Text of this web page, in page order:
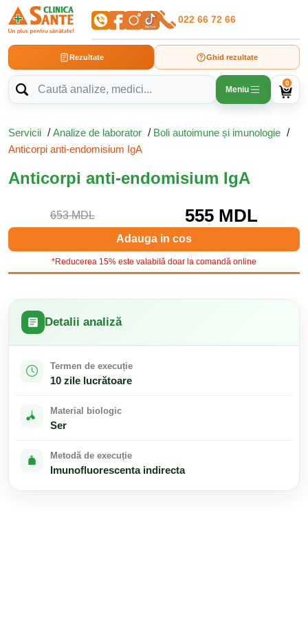
022 66 72 66
Rezultate Ghid rezultate
Meniu
0
Servicii /Analize de laborator / Boli autoimune și imunologie /
Anticorpi anti-endomisium IgA
Anticorpi anti-endomisium IgA
653 MDL 555 MDL
Adauga in cos
*Reducerea 15% este valabilă doar la comandă online
Detalii analiză
Termen de execuție
10 zile lucrătoare
Material biologic
Ser
Metodă de execuție
Imunofluorescenta indirecta